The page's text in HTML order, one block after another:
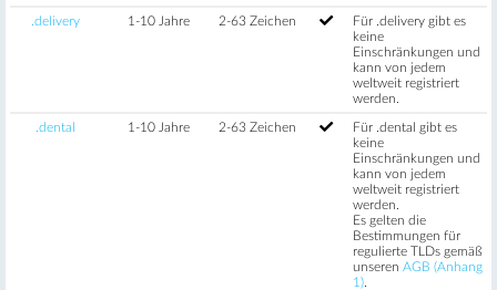
.delivery 1-10 Jahre 2-63 Zeichen
Für .delivery gibt es
keine
Einschränkungen und
kann von jedem
weltweit registriert
werden.
.dental 1-10 Jahre 2-63 Zeichen
Für .dental gibt es
keine
Einschränkungen und
kann von jedem
weltweit registriert
werden.
Es gelten die
Bestimmungen für
regulierte TLDs gemäß
unseren AGB (Anhang
1)